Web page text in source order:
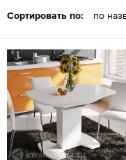
Сортировать по: по